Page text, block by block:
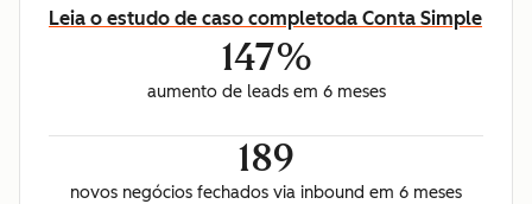
Leia o estudo de caso completoda Conta Simple
147%
aumento de leads em 6 meses
189
novos negócios fechados via inbound em 6 meses